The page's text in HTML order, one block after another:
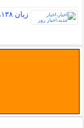
زیان ۱۳۸همتی به صندوق بازنشستگی نفت